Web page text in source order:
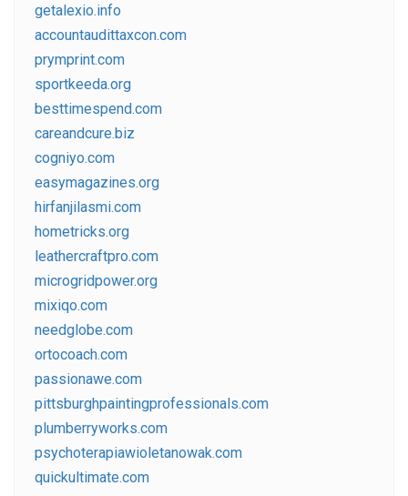
getalexio.info
accountaudittaxcon.com
prymprint.com
sportkeeda.org
besttimespend.com
careandcure.biz
cogniyo.com
easymagazines.org
hirfanjilasmi.com
hometricks.org
leathercraftpro.com
microgridpower.org
mixiqo.com
needglobe.com
ortocoach.com
passionawe.com
pittsburghpaintingprofessionals.com
plumberryworks.com
psychoterapiawioletanowak.com
quickultimate.com